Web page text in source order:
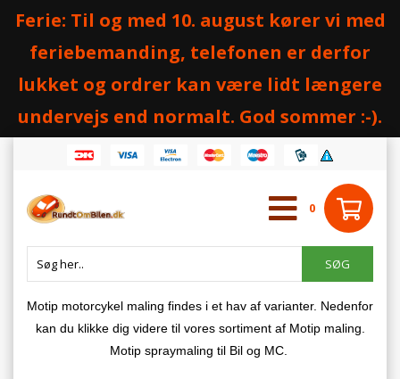
Ferie: Til og med 10. august kører vi med
feriebemanding, telefonen er derfor
lukket og ordrer kan være lidt længere
undervejs end normalt. God sommer :-).
0
Motip motorcykel maling findes i et hav af varianter. Nedenfor
kan du klikke dig videre til vores sortiment af Motip maling.
Motip spraymaling til Bil og MC.